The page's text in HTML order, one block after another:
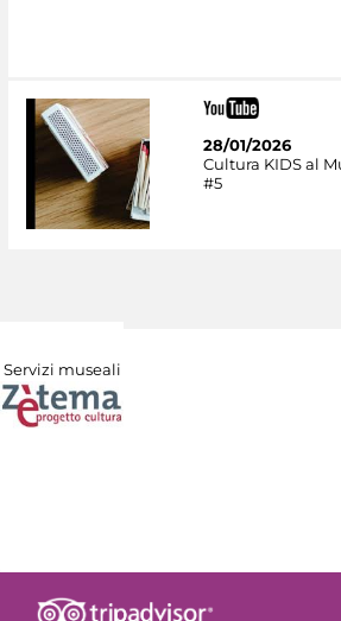
28/01/2026
Cultura KIDS al
#5
Servizi museali